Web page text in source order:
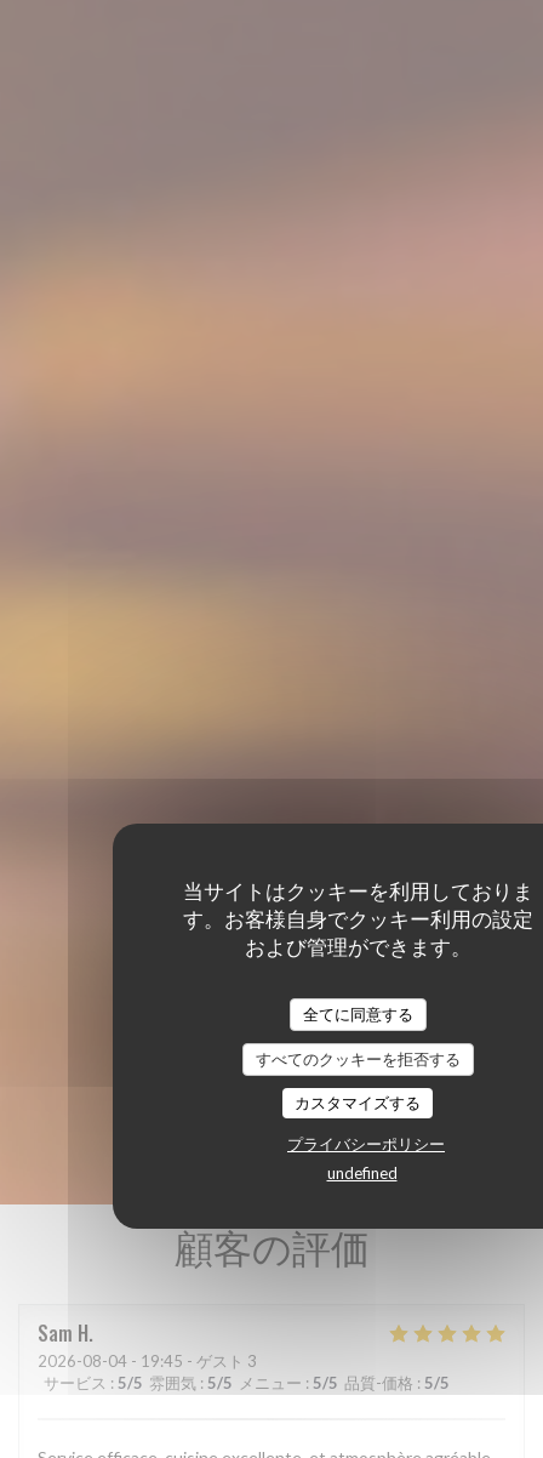
当サイトはクッキーを利用しておりま
す。お客様自身でクッキー利用の設定
および管理ができます。
全てに同意する
すべてのクッキーを拒否する
カスタマイズする
プライバシーポリシー
undefined
顧客の評価
Sam H
2026-08-04 - 19:45 - ゲスト 3
サービス : 5/5 雰囲気 : 5/5 メニュー : 5/5 品質-価格 : 5/5